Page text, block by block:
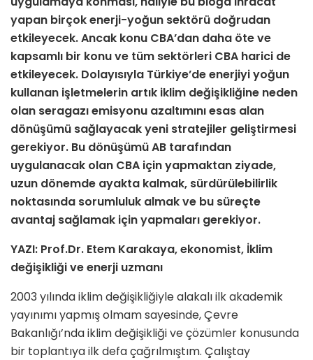
yapan birçok enerji-yoğun sektörü doğrudan
etkileyecek. Ancak konu CBA’dan daha öte ve
kapsamlı bir konu ve tüm sektörleri CBA harici de
etkileyecek. Dolayısıyla Türkiye’de enerjiyi yoğun
kullanan işletmelerin artık iklim değişikliğine neden
olan seragazı emisyonu azaltımını esas alan
dönüşümü sağlayacak yeni stratejiler geliştirmesi
gerekiyor. Bu dönüşümü AB tarafından
uygulanacak olan CBA için yapmaktan ziyade,
uzun dönemde ayakta kalmak, sürdürülebilirlik
noktasında sorumluluk almak ve bu süreçte
avantaj sağlamak için yapmaları gerekiyor.
YAZI: Prof.Dr. Etem Karakaya, ekonomist, İklim
değişikliği ve enerji uzmanı
2003 yılında iklim değişikliğiyle alakalı ilk akademik
yayınımı yapmış olmam sayesinde, Çevre
Bakanlığı’nda iklim değişikliği ve çözümler konusunda
bir toplantıya ilk defa çağrılmıştım. Çalıştay